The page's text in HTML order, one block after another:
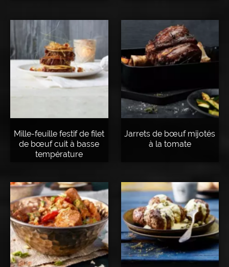
Mille-feuille festif de filet
de bœuf cuit à basse
température
Jarrets de bœuf mijotés
à la tomate